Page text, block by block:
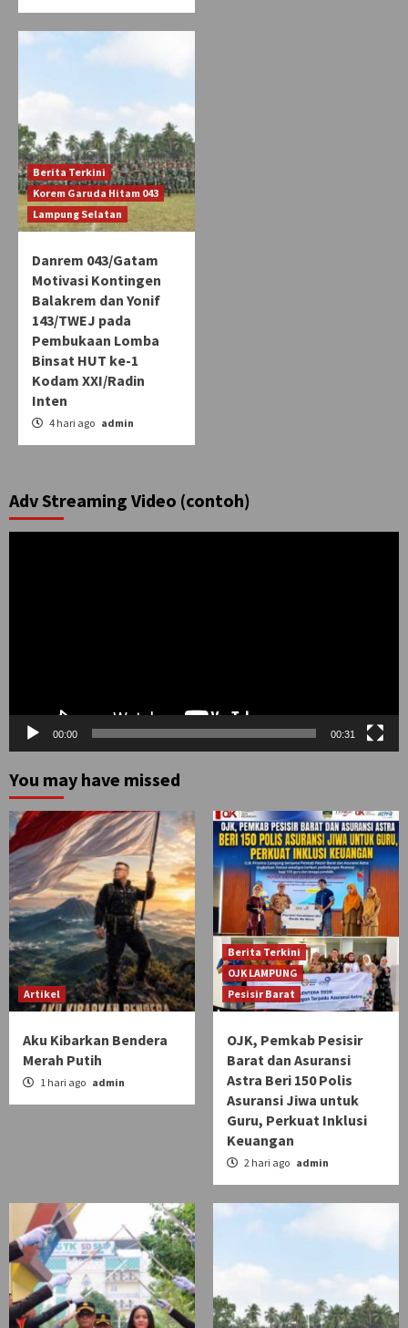
Berita Terkini
Korem Garuda Hitam 043
Lampung Selatan
Danrem 043/Gatam
Motivasi Kontingen
Balakrem dan Yonif
143/TWEJ pada
Pembukaan Lomba
Binsat HUT ke-1
Kodam XXI/Radin
Inten
4 hari ago admin
Adv Streaming Video (contoh)
00:00 00:31
You may have missed
Artikel
Aku Kibarkan Bendera
Merah Putih
1 hari ago admin
Berita Terkini
OJK LAMPUNG
Pesisir Barat
OJK, Pemkab Pesisir
Barat dan Asuransi
Astra Beri 150 Polis
Asuransi Jiwa untuk
Guru, Perkuat Inklusi
Keuangan
2 hari ago admin